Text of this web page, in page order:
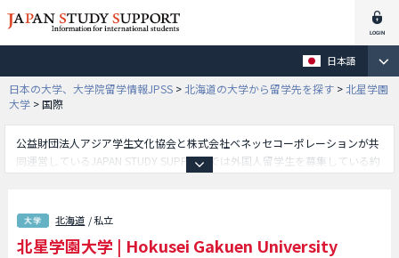
日本語
日本の大学、大学院留学情報JPSS > 北海道の大学から留学先を探す > 北星学園
大学 >国際
公益財団法人アジア学生文化協会と株式会社ベネッセコーポレーションが共
同運営しているJAPAN STUDY SUPPORTでは外国人留学生を募集している約
部や社会福祉学部や情報科（仮称・設置構想中）学部や国際学部等、学部別
情報や、募集定員や合格者数など入試情報、施設案内、アクセスなど外国人
留学生に必要な情報を掲載しているので是非ご利用ください。
北海道 / 私立
北星学園大学 | Hokusei Gakuen University